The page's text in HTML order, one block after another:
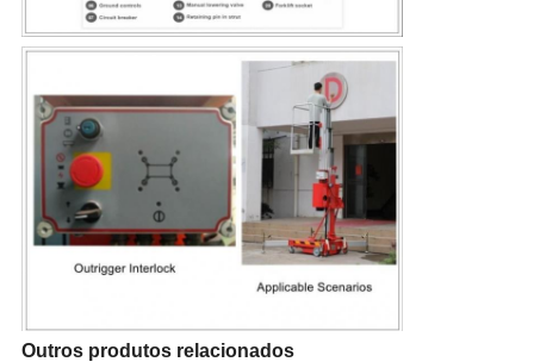
Outros produtos relacionados